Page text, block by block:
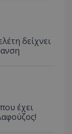
δείχνει
έχει